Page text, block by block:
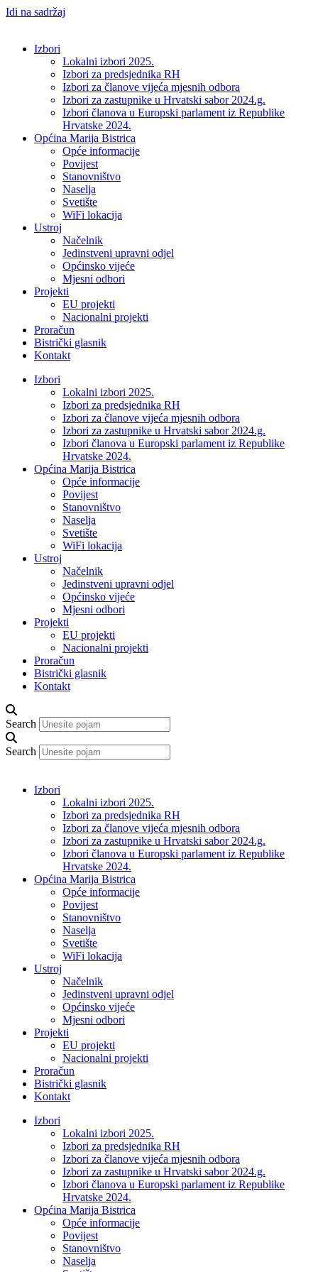
Idi na sadržaj
Izbori
Lokalni izbori 2025.
Izbori za predsjednika RH
Izbori za članove vijeća mjesnih odbora
Izbori za zastupnike u Hrvatski sabor 2024.g.
Izbori članova u Europski parlament iz Republike
Hrvatske 2024.
Općina Marija Bistrica
Opće informacije
Povijest
Stanovništvo
Naselja
Svetište
WiFi lokacija
Ustroj
Načelnik
Jedinstveni upravni odjel
Općinsko vijeće
Mjesni odbori
Projekti
EU projekti
Nacionalni projekti
Proračun
Bistrički glasnik
Kontakt
Izbori
Lokalni izbori 2025.
Izbori za predsjednika RH
Izbori za članove vijeća mjesnih odbora
Izbori za zastupnike u Hrvatski sabor 2024.g.
Izbori članova u Europski parlament iz Republike
Hrvatske 2024.
Općina Marija Bistrica
Opće informacije
Povijest
Stanovništvo
Naselja
Svetište
WiFi lokacija
Ustroj
Načelnik
Jedinstveni upravni odjel
Općinsko vijeće
Mjesni odbori
Projekti
EU projekti
Nacionalni projekti
Proračun
Bistrički glasnik
Kontakt
Search
Search
Izbori
Lokalni izbori 2025.
Izbori za predsjednika RH
Izbori za članove vijeća mjesnih odbora
Izbori za zastupnike u Hrvatski sabor 2024.g.
Izbori članova u Europski parlament iz Republike
Hrvatske 2024.
Općina Marija Bistrica
Opće informacije
Povijest
Stanovništvo
Naselja
Svetište
WiFi lokacija
Ustroj
Načelnik
Jedinstveni upravni odjel
Općinsko vijeće
Mjesni odbori
Projekti
EU projekti
Nacionalni projekti
Proračun
Bistrički glasnik
Kontakt
Izbori
Lokalni izbori 2025.
Izbori za predsjednika RH
Izbori za članove vijeća mjesnih odbora
Izbori za zastupnike u Hrvatski sabor 2024.g.
Izbori članova u Europski parlament iz Republike
Hrvatske 2024.
Općina Marija Bistrica
Opće informacije
Povijest
Stanovništvo
Naselja